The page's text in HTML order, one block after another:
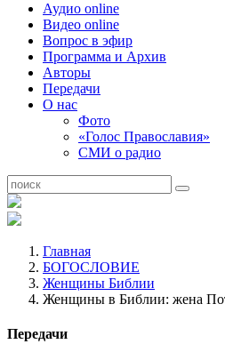
Аудио online
Видео online
Вопрос в эфир
Программа и Архив
Авторы
Передачи
О нас
Фото
«Голос Православия»
СМИ о радио
Главная
БОГОСЛОВИЕ
Женщины Библии
Женщины в Библии: жена
Передачи